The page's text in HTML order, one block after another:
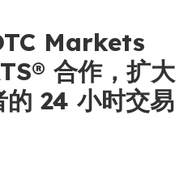
Markets
合作，扩大
的 24 小时交易